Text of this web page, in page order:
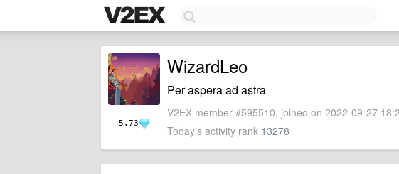
5.73
WizardLeo
Per aspera ad astra
V2EX member #595510, joined on 2022-09-27
Today's activity rank 13278